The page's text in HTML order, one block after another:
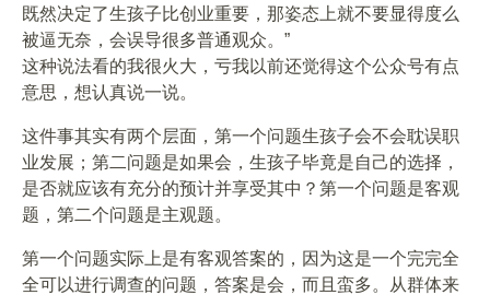
既然决定了生孩子比创业重要，那姿态上就不要显得度么
被逼无奈，会误导很多普通观众。”
这种说法看的我很火大，亏我以前还觉得这个公众号有点
意思，想认真说一说。
这件事其实有两个层面，第一个问题生孩子会不会耽误职
业发展；第二问题是如果会，生孩子毕竟是自己的选择，
是否就应该有充分的预计并享受其中？第一个问题是客观
题，第二个问题是主观题。
第一个问题实际上是有客观答案的，因为这是一个完完全
全可以进行调查的问题，答案是会，而且蛮多。从群体来